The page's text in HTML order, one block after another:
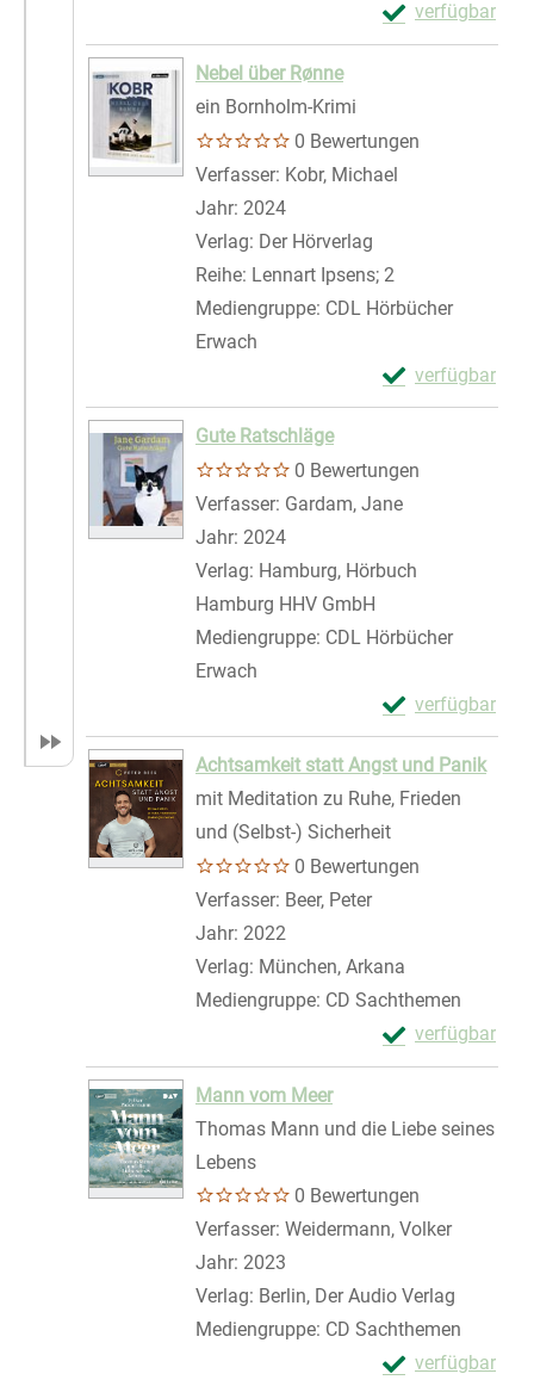
verfügbar
Exemplar-
Zum Download
Nebel über Rønne
ein Bornholm-Krimi
0 Bewertungen
Verfasser: Kobr, Michael
Jahr: 2024
Verlag: Der Hörverlag
Reihe: Lennart Ipsens; 2
Mediengruppe: CDL Hörbücher
Erwach
verfügbar
Exemplar-
Zum Download
Gute Ratschläge
0 Bewertungen
Verfasser: Gardam, Jane
Jahr: 2024
Verlag: Hamburg, Hörbuch
Hamburg HHV GmbH
Mediengruppe: CDL Hörbücher
Erwach
verfügbar
Exemplar-
Zum Download
Achtsamkeit statt Angst und Panik
mit Meditation zu Ruhe, Frieden
und (Selbst-) Sicherheit
0 Bewertungen
Verfasser: Beer, PeterSuche nach
Jahr: 2022
Verlag: München, Arkana
Mediengruppe: CD Sachthemen
verfügbar
Exemplar-
Zum Download
Mann vom Meer
Thomas Mann und die Liebe seines
Lebens
0 Bewertungen
Verfasser: Weidermann, VolkerSuche
Jahr: 2023
Verlag: Berlin, Der Audio Verlag
Mediengruppe: CD Sachthemen
verfügbar
Exemplar-